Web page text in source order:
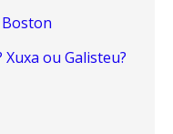
ou Galisteu?